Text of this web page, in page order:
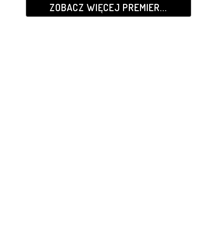
ZOBACZ WIĘCEJ PREMIER...